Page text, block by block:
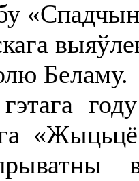
Беламу.